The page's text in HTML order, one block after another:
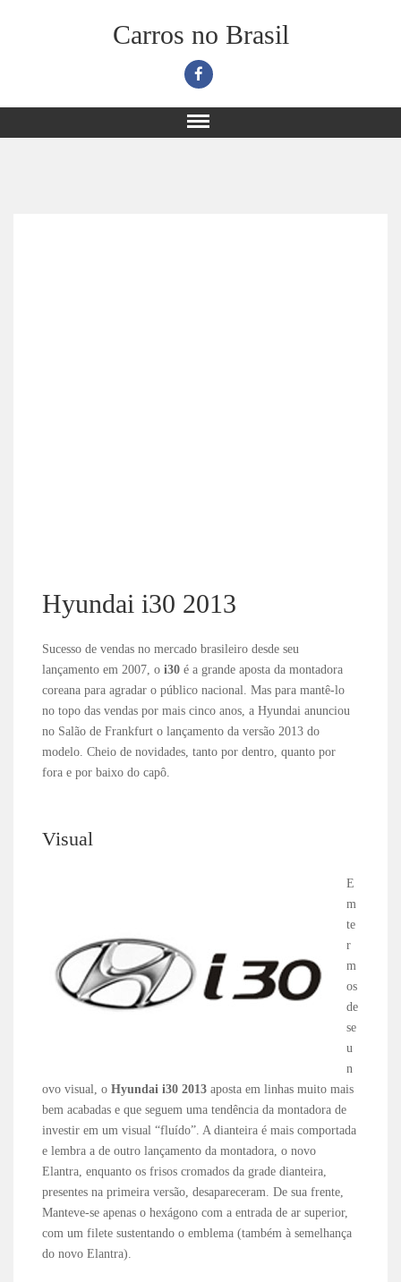
Carros no Brasil
Hyundai i30 2013
Sucesso de vendas no mercado brasileiro desde seu
lançamento em 2007, oi30 é a grande aposta da montadora
coreana para agradar o público nacional. Mas para mantê-lo
no topo das vendas por mais cinco anos, a Hyundai anunciou
no Salão de Frankfurt o lançamento da versão 2013 do
modelo. Cheio de novidades, tanto por dentro, quanto por
fora e por baixo do capô.
Visual
E
m
te
r
m
os
de
se
u
n
ovo visual, oHyundai i30 2013 aposta em linhas muito mais
bem acabadas e que seguem uma tendência da montadora de
investir em um visual “fluído”. A dianteira é mais comportada
e lembra a de outro lançamento da montadora, o novo
Elantra, enquanto os frisos cromados da grade dianteira,
presentes na primeira versão, desapareceram. De sua frente,
Manteve-se apenas o hexágono com a entrada de ar superior,
com um filete sustentando o emblema (também à semelhança
do novo Elantra).